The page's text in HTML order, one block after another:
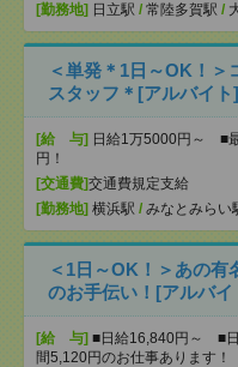
[勤務地] 日立駅 / 常陸多賀駅 /
＜単発＊1日～OK！＞
スタッフ＊[アルバイト]
[給 与] 日給1万5000円～ ■
円！
[交通費]交通費規定支給
[勤務地] 横浜駅 / みなとみらい
＜1日～OK！＞あの有
のお手伝い！[アルバイ
[給 与] ■日給16,840円～ ■
間5,120円のお仕事あります！